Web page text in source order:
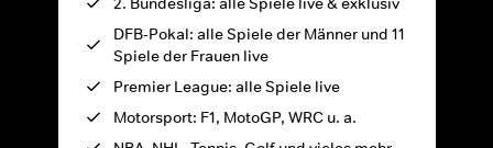
DFB-Pokal: alle Spiele der Männer und 11
Spiele der Frauen live
Premier League: alle Spiele live
Motorsport: F1, MotoGP, WRC u. a.